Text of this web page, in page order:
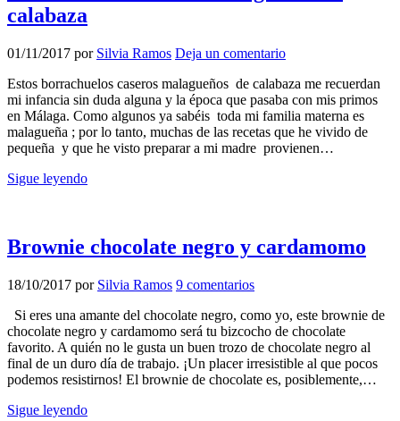
calabaza
01/11/2017 por Silvia Ramos Deja un comentario
Estos borrachuelos caseros malagueños de calabaza me recuerdan
mi infancia sin duda alguna y la época que pasaba con mis primos
en Málaga. Como algunos ya sabéis toda mi familia materna es
malagueña ; por lo tanto, muchas de las recetas que he vivido de
pequeña y que he visto preparar a mi madre provienen…
Sigue leyendo
Brownie chocolate negro y cardamomo
18/10/2017 por Silvia Ramos 9 comentarios
Si eres una amante del chocolate negro, como yo, este brownie de
chocolate negro y cardamomo será tu bizcocho de chocolate
favorito. A quién no le gusta un buen trozo de chocolate negro al
final de un duro día de trabajo. ¡Un placer irresistible al que pocos
podemos resistirnos! El brownie de chocolate es, posiblemente,…
Sigue leyendo